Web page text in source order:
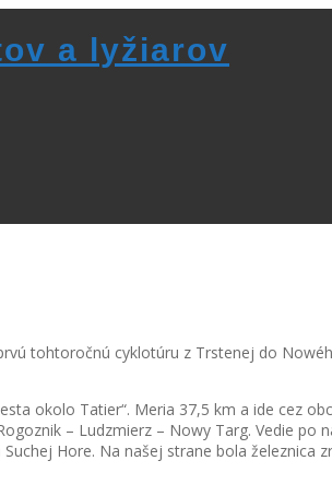
a lyžiarov
tohtoročnú cyklotúru z Trstenej do
okolo Tatier“. Meria 37,5 km a ide cez
– Ludzmierz – Nowy Targ. Vedie
Hore. Na našej strane bola